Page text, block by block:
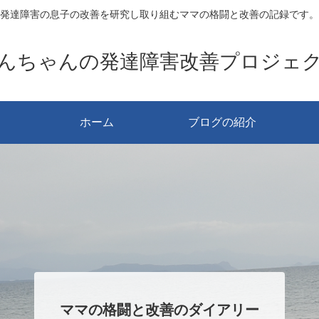
発達障害の息子の改善を研究し取り組むママの格闘と改善の記録です。
ちゃんの発達障害改善プロジェ
ホーム ブログの紹介
ママの格闘と改善のダイアリー